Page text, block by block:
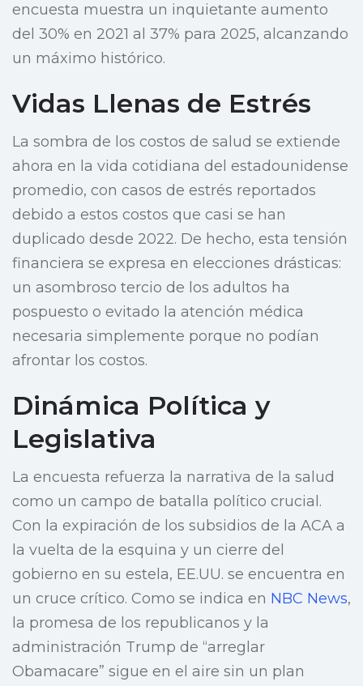
encuesta muestra un inquietante aumento
del 30% en 2021 al 37% para 2025, alcanzando
un máximo histórico.
Vidas Llenas de Estrés
La sombra de los costos de salud se extiende
ahora en la vida cotidiana del estadounidense
promedio, con casos de estrés reportados
debido a estos costos que casi se han
duplicado desde 2022. De hecho, esta tensión
financiera se expresa en elecciones drásticas:
un asombroso tercio de los adultos ha
pospuesto o evitado la atención médica
necesaria simplemente porque no podían
afrontar los costos.
Dinámica Política y
Legislativa
La encuesta refuerza la narrativa de la salud
como un campo de batalla político crucial.
Con la expiración de los subsidios de la ACA a
la vuelta de la esquina y un cierre del
gobierno en su estela, EE.UU. se encuentra en
un cruce crítico. Como se indica en NBC News,
la promesa de los republicanos y la
administración Trump de “arreglar
Obamacare” sigue en el aire sin un plan